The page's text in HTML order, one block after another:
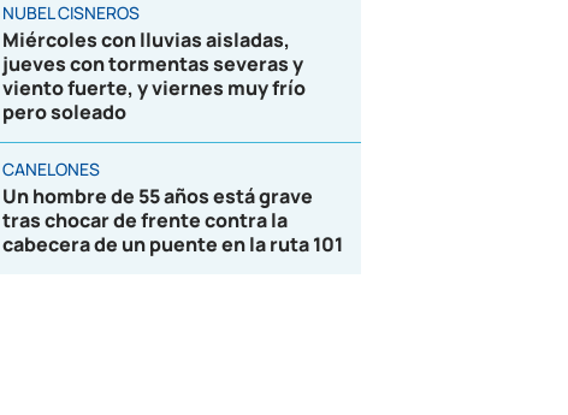
NUBEL CISNEROS
Miércoles con lluvias aisladas,
jueves con tormentas severas y
viento fuerte, y viernes muy frío
pero soleado
CANELONES
Un hombre de 55 años está grave
tras chocar de frente contra la
cabecera de un puente en la ruta 101